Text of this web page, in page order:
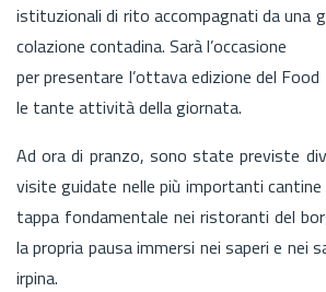
istituzionali di rito accompagnati da una
colazione contadina. Sarà l’occasione
per presentare l’ottava edizione del
le tante attività della giornata.
Ad ora di pranzo, sono state previste
visite guidate nelle più importanti
tappa fondamentale nei ristoranti del
la propria pausa immersi nei saperi e nei
irpina.